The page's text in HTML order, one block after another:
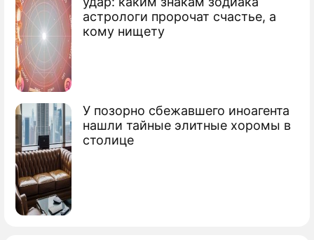
астрологи пророчат счастье, а
кому нищету
У позорно сбежавшего иноагента
нашли тайные элитные хоромы в
столице